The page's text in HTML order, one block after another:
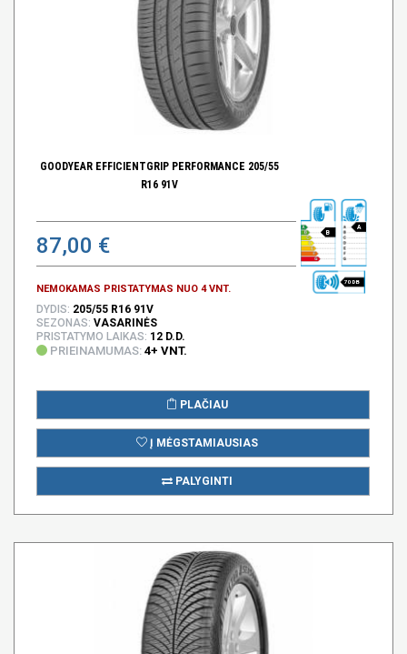
GOODYEAR EFFICIENTGRIP PERFORMANCE 205/55
R16 91V
87,00 €
NEMOKAMAS PRISTATYMAS NUO 4 VNT.
B
A
70 DB
DYDIS: 205/55 R16 91V
SEZONAS: VASARINĖS
PRISTATYMO LAIKAS: 12 D.D.
PRIEINAMUMAS: 4+ VNT.
PLAČIAU
Į MĖGSTAMIAUSIAS
PALYGINTI